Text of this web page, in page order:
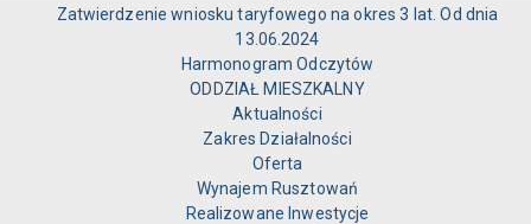
Zatwierdzenie wniosku taryfowego na okres 3 lat. Od dnia
13.06.2024
Harmonogram Odczytów
ODDZIAŁ MIESZKALNY
Aktualności
Zakres Działalności
Oferta
Wynajem Rusztowań
Realizowane Inwestycje